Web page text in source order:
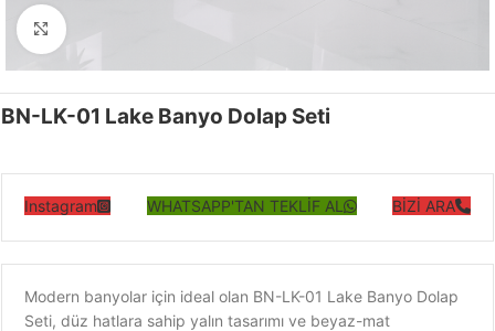
Click to enlarge
BN-LK-01 Lake Banyo Dolap Seti
Instagram WHATSAPP'TAN TEKLİF AL BİZİ ARA
Modern banyolar için ideal olan BN-LK-01 Lake Banyo Dolap
Seti, düz hatlara sahip yalın tasarımı ve beyaz-mat